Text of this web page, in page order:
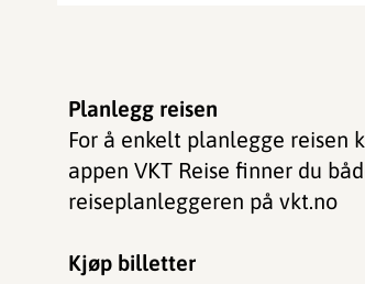
Planlegg reisen
For å enkelt planlegge reisen
appen VKT Reise finner du
reiseplanleggeren på vkt.no
Kjøp billetter